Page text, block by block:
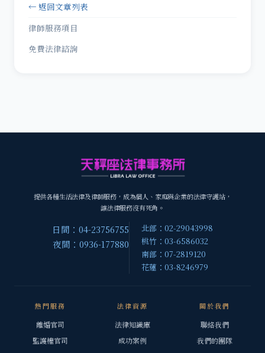
← 返回文章列表
律師服務項目
免費法律諮詢
提供各種生活法律及律師服務，成為個人、家庭與企業的法律守護站，
讓法律服務沒有死角。
日間：04-23756755
夜間：0936-177880
北部：02-29043998
桃竹：03-6586032
南部：07-2819120
花蓮：03-8246979
熱門服務
離婚官司
監護權官司
法律資源
法律知識庫
成功案例
關於我們
聯絡我們
我們的團隊